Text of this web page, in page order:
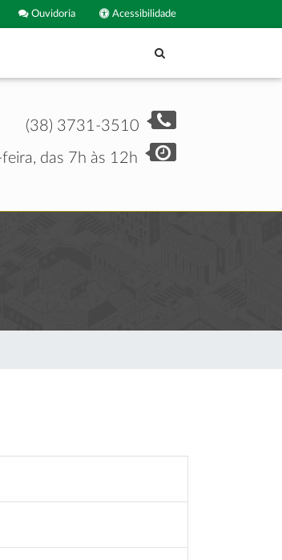
Acessibilidade
Ouvidoria
(38) 3731-3510
das 7h às 12h